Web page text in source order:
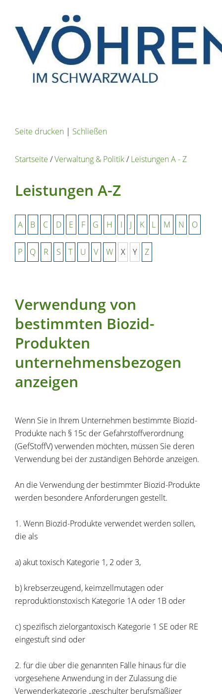
Seite drucken | Schließen
Startseite /Verwaltung & Politik/Leistungen A - Z
Leistungen A-Z
A B C D E F G H I J K L M N O
P Q R S T U V W X Y Z
Verwendung von
bestimmten Biozid-
Produkten
unternehmensbezogen
anzeigen
Wenn Sie in Ihrem Unternehmen bestimmte Biozid-
Produkte nach § 15c der Gefahrstoffverordnung
(GefStoffV) verwenden möchten, müssen Sie deren
Verwendung bei der zuständigen Behörde anzeigen.
An die Verwendung der bestimmter Biozid-Produkte
werden besondere Anforderungen gestellt.
1. Wenn Biozid-Produkte verwendet werden sollen,
die als
a) akut toxisch Kategorie 1, 2 oder 3,
b) krebserzeugend, keimzellmutagen oder
reproduktionstoxisch Kategorie 1A oder 1B oder
c) spezifisch zielorgantoxisch Kategorie 1 SE oder RE
eingestuft sind oder
2. für die über die genannten Fälle hinaus für die
vorgesehene Anwendung in der Zulassung die
Verwenderkategorie „geschulter berufsmäßiger